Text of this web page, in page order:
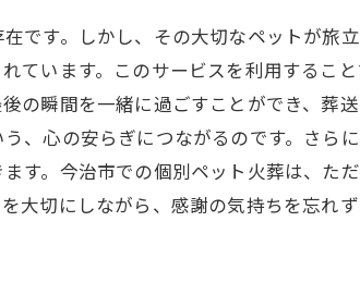
です。しかし、その大切なペットが旅
ています。このサービスを利用するこ
の瞬間を一緒に過ごすことができ、葬
、心の安らぎにつながるのです。さら
す。今治市での個別ペット火葬は、た
大切にしながら、感謝の気持ちを忘れ